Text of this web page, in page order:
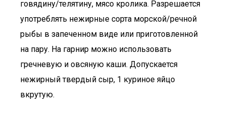
говядину/телятину, мясо кролика. Разрешается
употреблять нежирные сорта морской/речной
рыбы в запеченном виде или приготовленной
на пару. На гарнир можно использовать
гречневую и овсяную каши. Допускается
нежирный твердый сыр, 1 куриное яйцо
вкрутую.